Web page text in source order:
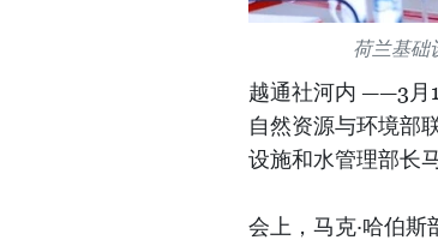
荷兰基础
越通社河内 ——3月
自然资源与环境部
设施和水管理部长
会上，马克·哈伯